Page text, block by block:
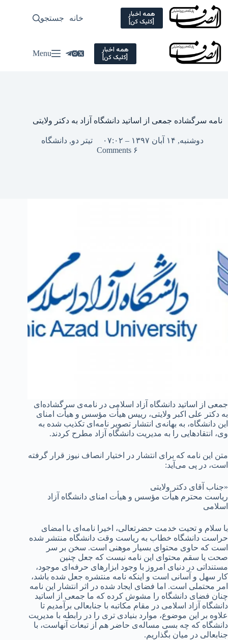
Skip
content
همه اخبار
[کلیک کن] خانه سیاسی
جستجو
همه اخبار
[کلیک کن] Menu
نامه سرگشاده جمعی از اساتید دانشگاه آزاد به دکتر ولایتی
دوشنبه, ۱۴ آبان ۱۳۹۷ – ۰۷:۰۲ تیتر دو, دانشگاه
۶ Comments
جمعی از اساتید دانشگاه آزاد اسلامی در نامه‌ی سرگشاده‌ای
به دکتر علی اکبر ولایتی، رییس هیأت مؤسس و هیأت امنای
این دانشگاه، به بهانه‌ی انتشار تصویر نامه‌ای تکذیب شده به
وی، انتقادهایی را به مدیریت دانشگاه آزاد مطرح کردند.
متن این نامه که برای انتشار در اختیار انصاف نیوز قرار گرفته
است، در پی می‌آید:
«جناب آقای دکتر ولایتی
ریاست محترم هیأت مؤسس و هیأت امنای دانشگاه آزاد
اسلامی
با سلام و تحیت خدمت حضرتعالی، اخیرا نامه‌ای با امضای
حراست دانشگاه خطاب به ریاست وقت دانشگاه منتشر شده
است که حاوی محتوای بسیار موهنی است. سخن بر سر
صحت یا سقم محتوای این نامه نیست که جعل چنین
مستنداتی در دنیای امروز با وجود ابزارهای حرفه‌ای موجود،
کار سهل و آسانی است و اینکه نامه منتشره جعل شده باشد،
امر محتملی است. اما فضای ایجاد شده در اثر انتشار این نامه
چنان فضای دانشگاه را مشوش کرده که ما جمعی از اساتید
دانشگاه آزاد اسلامی در مقام مکاتبه با جنابعالی برآمدیم تا
علاوه بر این موضوع، موارد بنیادی تری را در رابطه با مدیریت
دانشگاه که چه بسی مساله‌ی حاضر هم از تبعات آنهاست، با
جنابعالی در میان بگذاریم.